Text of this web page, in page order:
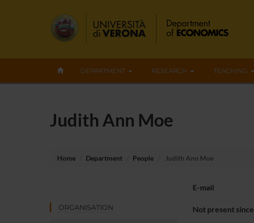
DEPARTMENT RESEARCH TEACHING
Judith Ann Moe
Home Department People Judith Ann Moe
ORGANISATION
E-mail
Not present since